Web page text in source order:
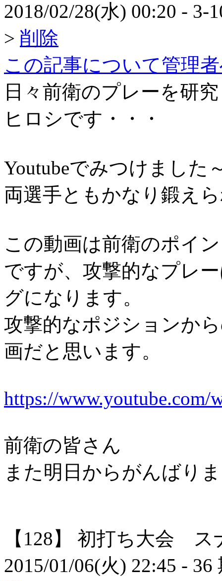
2018/02/28(水) 00:20 - 3-
> 削除
この記事について管理
日々前衛のプレーを研
ヒロシです・・・
Youtubeでみつけました
両選手ともかなり鍛え
この動画は前衛のポイ
ですが、攻撃的なプレ
グになります。
攻撃的なポジションか
画だと思います。
https://www.youtube.com/
前衛の皆さん
また明日からがんばり
【128】 初打ち大会 ス
2015/01/06(火) 22:45 - 36